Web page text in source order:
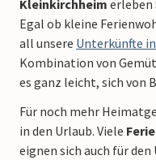
Kleinkirchheim erleben
Egal ob kleine
all unsere Unterkünfte
Kombination von
es ganz leicht, sich von
Für noch mehr
in den Urlaub. Viele
eignen sich auch für